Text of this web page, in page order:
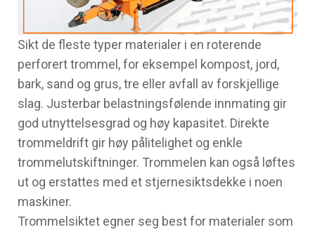
Sikt de fleste typer materialer i en roterende
perforert trommel, for eksempel kompost, jord,
bark, sand og grus, tre eller avfall av forskjellige
slag. Justerbar belastningsfølende innmating gir
god utnyttelsesgrad og høy kapasitet. Direkte
trommeldrift gir høy pålitelighet og enkle
trommelutskiftninger. Trommelen kan også løftes
ut og erstattes med et stjernesiktsdekke i noen
maskiner.
Trommelsiktet egner seg best for materialer som